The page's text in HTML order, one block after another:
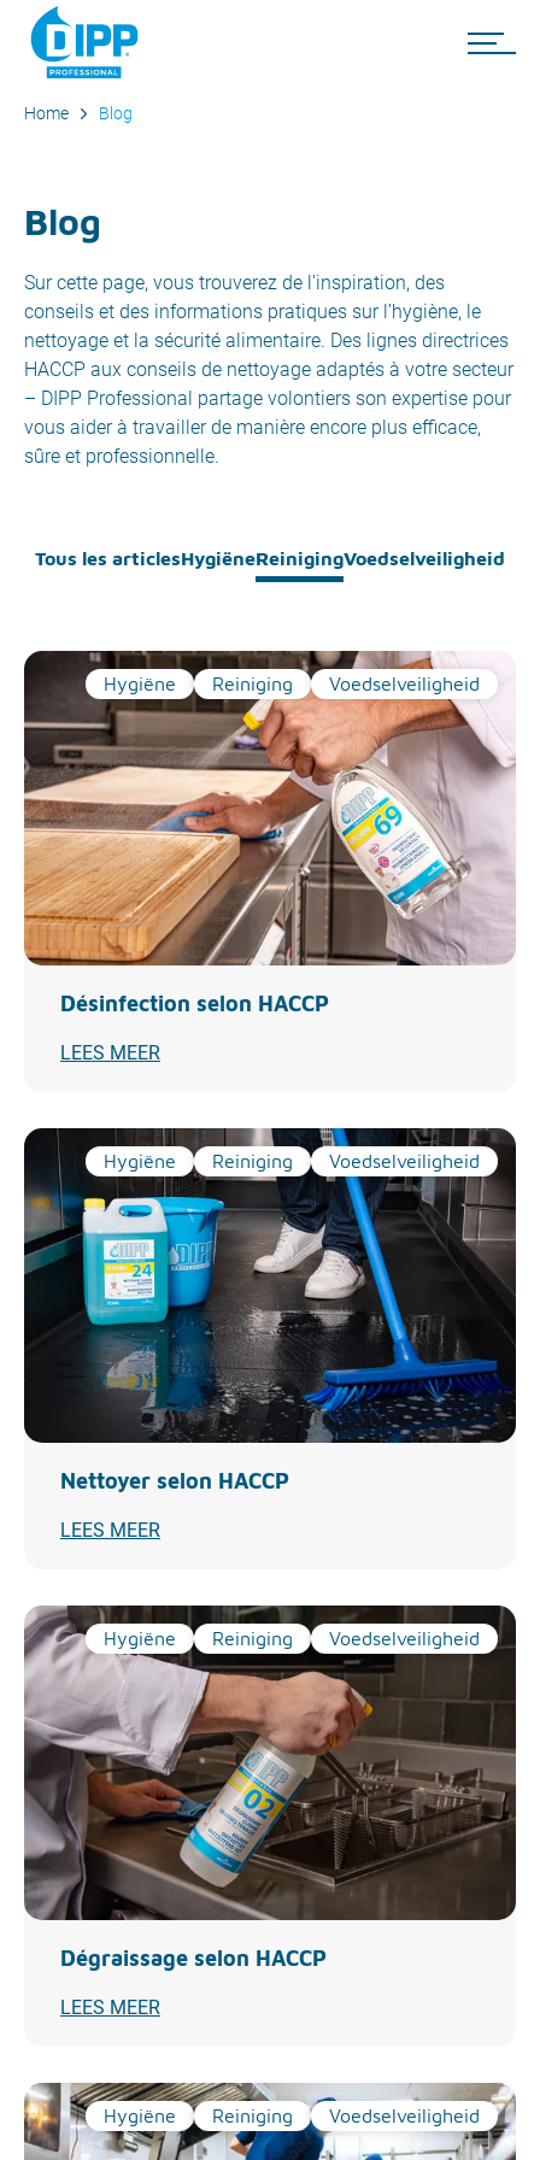
Home Blog
Blog
Sur cette page, vous trouverez de l'inspiration, des
conseils et des informations pratiques sur l’hygiène, le
nettoyage et la sécurité alimentaire. Des lignes directrices
HACCP aux conseils de nettoyage adaptés à votre secteur
– DIPP Professional partage volontiers son expertise pour
vous aider à travailler de manière encore plus efficace,
sûre et professionnelle.
Tous les articlesHygiëneReinigingVoedselveiligheid
Hygiëne Reiniging Voedselveiligheid
Désinfection selon HACCP
LEES MEER
Hygiëne Reiniging Voedselveiligheid
Nettoyer selon HACCP
LEES MEER
Hygiëne Reiniging Voedselveiligheid
Dégraissage selon HACCP
LEES MEER
Hygiëne Reiniging Voedselveiligheid